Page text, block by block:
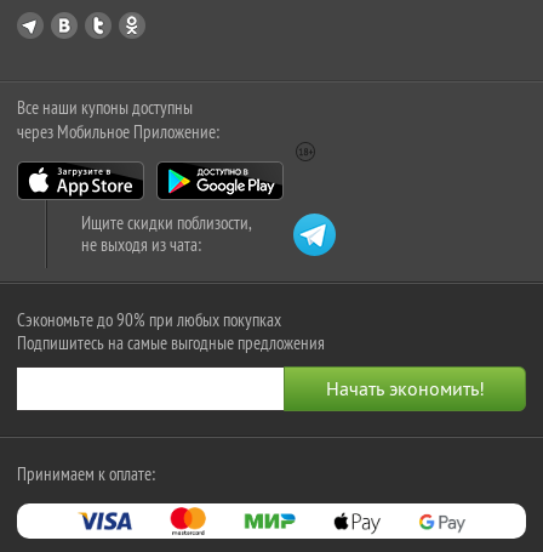
Все наши купоны доступны
через Мобильное Приложение:
Ищите скидки поблизости,
не выходя из чата:
Сэкономьте до 90% при любых покупках
Подпишитесь на самые выгодные предложения
Принимаем к оплате: